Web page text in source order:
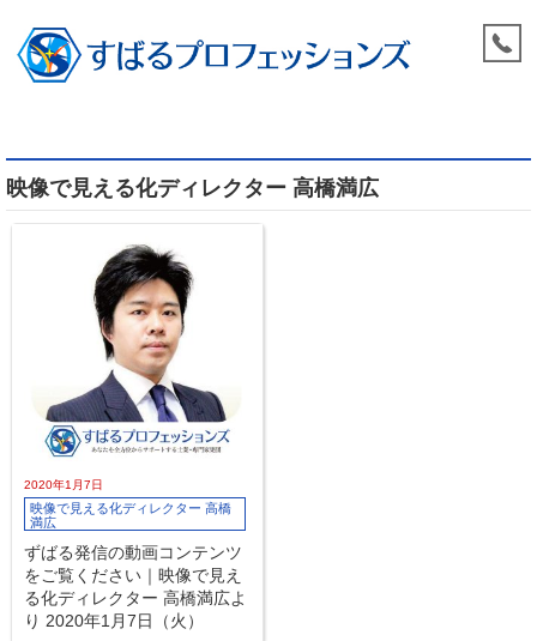
映像で見える化ディレクター 高橋満広
2020年1月7日
映像で見える化ディレクター 高橋
満広
ずばる発信の動画コンテンツ
をご覧ください｜映像で見え
る化ディレクター 高橋満広よ
り 2020年1月7日（火）